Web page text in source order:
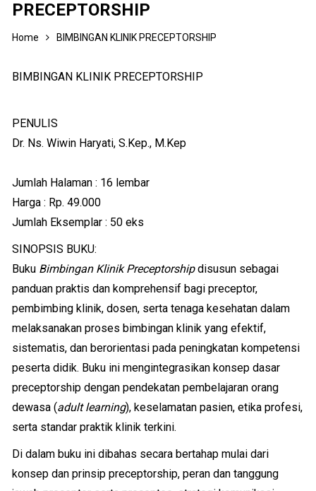
PRECEPTORSHIP
Home BIMBINGAN KLINIK PRECEPTORSHIP
BIMBINGAN KLINIK PRECEPTORSHIP
PENULIS
Dr. Ns. Wiwin Haryati, S.Kep., M.Kep
Jumlah Halaman : 16 lembar
Harga : Rp. 49.000
Jumlah Eksemplar : 50 eks
SINOPSIS BUKU:
Buku Bimbingan Klinik Preceptorshipdisusun sebagai
panduan praktis dan komprehensif bagi preceptor,
pembimbing klinik, dosen, serta tenaga kesehatan dalam
melaksanakan proses bimbingan klinik yang efektif,
sistematis, dan berorientasi pada peningkatan kompetensi
peserta didik. Buku ini mengintegrasikan konsep dasar
preceptorship dengan pendekatan pembelajaran orang
dewasa (adult learning), keselamatan pasien, etika profesi,
serta standar praktik klinik terkini.
Di dalam buku ini dibahas secara bertahap mulai dari
konsep dan prinsip preceptorship, peran dan tanggung